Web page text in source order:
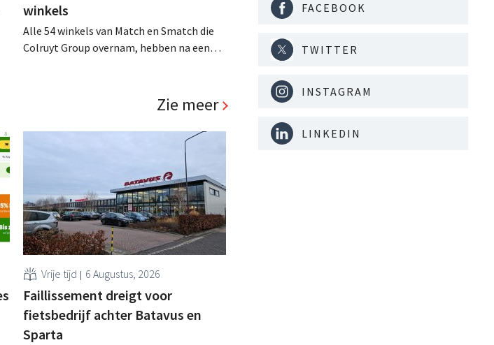
winkels
Alle 54 winkels van Match en Smatch die
Colruyt Group overnam, hebben na een
die bestemming voor sommige panden
Zie meer
Vrije tijd 6 Augustus, 2026
Faillissement dreigt voor
fietsbedrijf achter Batavus en
Sparta
FACEBOOK
TWITTER
INSTAGRAM
LINKEDIN